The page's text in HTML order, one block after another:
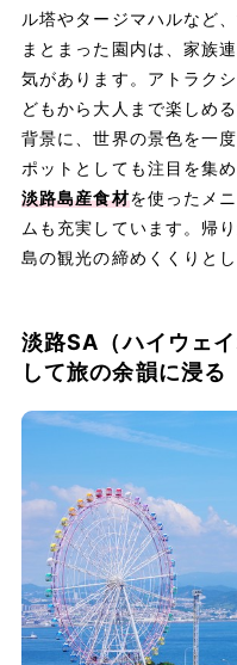
ル塔やタージマハルなど
まとまった園内は、家族
気があります。アトラク
どもから大人まで楽しめ
背景に、世界の景色を一
ポットとしても注目を集
淡路島産食材を使ったメ
ムも充実しています。帰
島の観光の締めくくりと
淡路SA（ハイウェ
して旅の余韻に浸る